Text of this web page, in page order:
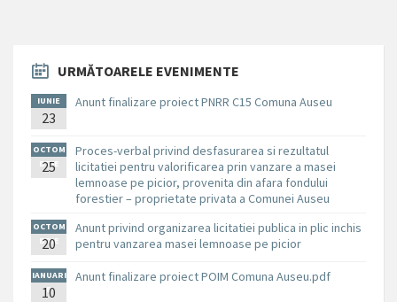
URMĂTOARELE EVENIMENTE
IUNIE
23
Anunt finalizare proiect PNRR C15 Comuna Auseu
OCTOM
BRIE
25
Proces-verbal privind desfasurarea si rezultatul
licitatiei pentru valorificarea prin vanzare a masei
lemnoase pe picior, provenita din afara fondului
forestier – proprietate privata a Comunei Auseu
OCTOM
BRIE
20
Anunt privind organizarea licitatiei publica in plic inchis
pentru vanzarea masei lemnoase pe picior
IANUARI
E
10
Anunt finalizare proiect POIM Comuna Auseu.pdf